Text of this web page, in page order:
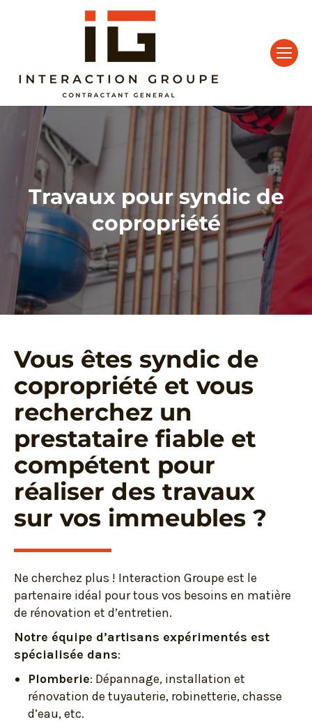
Travaux pour syndic de
copropriété
Vous êtes ici :
Vous êtes syndic de
copropriété et vous
recherchez un
prestataire fiable et
compétent pour
réaliser des travaux
sur vos immeubles ?
Ne cherchez plus ! Interaction Groupe est le
partenaire idéal pour tous vos besoins en matière
de rénovation et d’entretien.
Notre équipe d’artisans expérimentés est
spécialisée dans:
Plomberie: Dépannage, installation et
rénovation de tuyauterie, robinetterie, chasse
d’eau, etc.